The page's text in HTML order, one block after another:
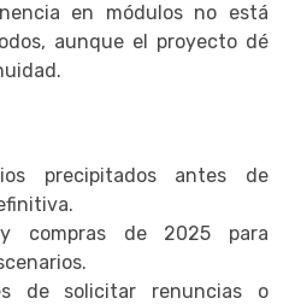
en módulos no está
aunque el proyecto dé
precipitados antes de
y compras de 2025 para
de solicitar renuncias o